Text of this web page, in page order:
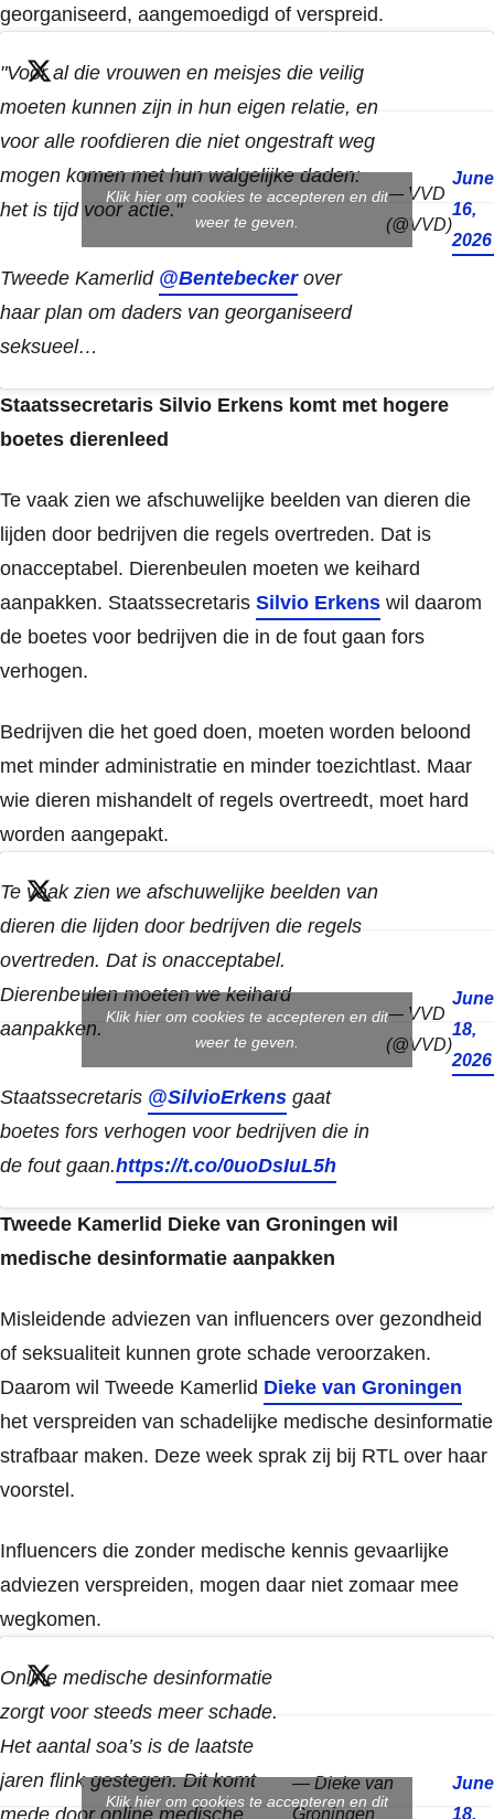
georganiseerd, aangemoedigd of verspreid.
"Voor al die vrouwen en meisjes die veilig
moeten kunnen zijn in hun eigen relatie, en
voor alle roofdieren die niet ongestraft weg
mogen komen met hun walgelijke daden:
het is tijd voor actie."
Tweede Kamerlid @Bentebeckerover
haar plan om daders van georganiseerd
seksueel…
— VVD
(@VVD)
June
16,
2026
Klik hier om cookies te accepteren en dit
weer te geven.
Staatssecretaris Silvio Erkens komt met hogere
boetes dierenleed
Te vaak zien we afschuwelijke beelden van dieren die
lijden door bedrijven die regels overtreden. Dat is
onacceptabel. Dierenbeulen moeten we keihard
aanpakken. Staatssecretaris Silvio Erkens wil daarom
de boetes voor bedrijven die in de fout gaan fors
verhogen.
Bedrijven die het goed doen, moeten worden beloond
met minder administratie en minder toezichtlast. Maar
wie dieren mishandelt of regels overtreedt, moet hard
worden aangepakt.
Te vaak zien we afschuwelijke beelden van
dieren die lijden door bedrijven die regels
overtreden. Dat is onacceptabel.
Dierenbeulen moeten we keihard
aanpakken.
Staatssecretaris @SilvioErkens gaat
boetes fors verhogen voor bedrijven die in
de fout gaan.https://t.co/0uoDsIuL5h
— VVD
(@VVD)
June
18,
2026
Klik hier om cookies te accepteren en dit
weer te geven.
Tweede Kamerlid Dieke van Groningen wil
medische desinformatie aanpakken
Misleidende adviezen van influencers over gezondheid
of seksualiteit kunnen grote schade veroorzaken.
Daarom wil Tweede Kamerlid Dieke van Groningen
het verspreiden van schadelijke medische desinformatie
strafbaar maken. Deze week sprak zij bij RTL over haar
voorstel.
Influencers die zonder medische kennis gevaarlijke
adviezen verspreiden, mogen daar niet zomaar mee
wegkomen.
Online medische desinformatie
zorgt voor steeds meer schade.
Het aantal soa’s is de laatste
jaren flink gestegen. Dit komt
mede door online medische
— Dieke van
Groningen
June
18,
Klik hier om cookies te accepteren en dit